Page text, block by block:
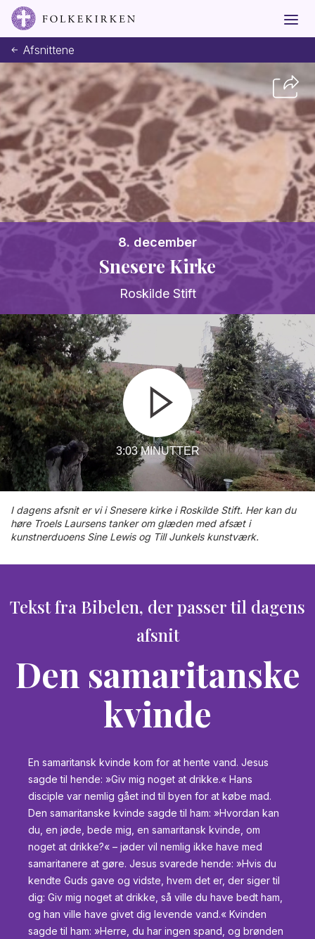
Afsnittene
Snesere Kirke
8. december
Roskilde Stift
3:03 MINUTTER
I dagens afsnit er vi i Snesere kirke i Roskilde Stift. Her kan du
høre Troels Laursens tanker om glæden med afsæt i
kunstnerduoens Sine Lewis og Till Junkels kunstværk.
Tekst fra Bibelen, der passer til dagens
afsnit
Den samaritanske
kvinde
En samaritansk kvinde kom for at hente vand. Jesus
sagde til hende: »Giv mig noget at drikke.« Hans
disciple var nemlig gået ind til byen for at købe mad.
Den samaritanske kvinde sagde til ham: »Hvordan kan
du, en jøde, bede mig, en samaritansk kvinde, om
noget at drikke?« – jøder vil nemlig ikke have med
samaritanere at gøre. Jesus svarede hende: »Hvis du
kendte Guds gave og vidste, hvem det er, der siger til
dig: Giv mig noget at drikke, så ville du have bedt ham,
og han ville have givet dig levende vand.« Kvinden
sagde til ham: »Herre, du har ingen spand, og brønden